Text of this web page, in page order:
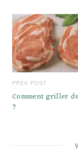
PREV POST
Comment griller
?